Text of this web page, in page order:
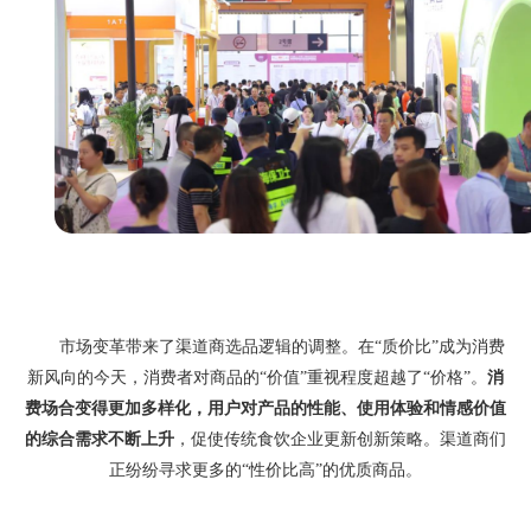
市场变革带来了渠道商选品逻辑的调整。在“质价比”成为消费
新风向的今天，消费者对商品的“价值”重视程度超越了“价格”。 消
费场合变得更加多样化，用户对产品的性能、使用体验和情感价值
的综合需求不断上升，促使传统食饮企业更新创新策略。渠道商们
正纷纷寻求更多的“性价比高”的优质商品。